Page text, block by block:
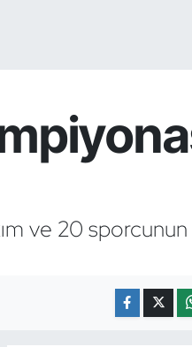
ve 20 sporcunun